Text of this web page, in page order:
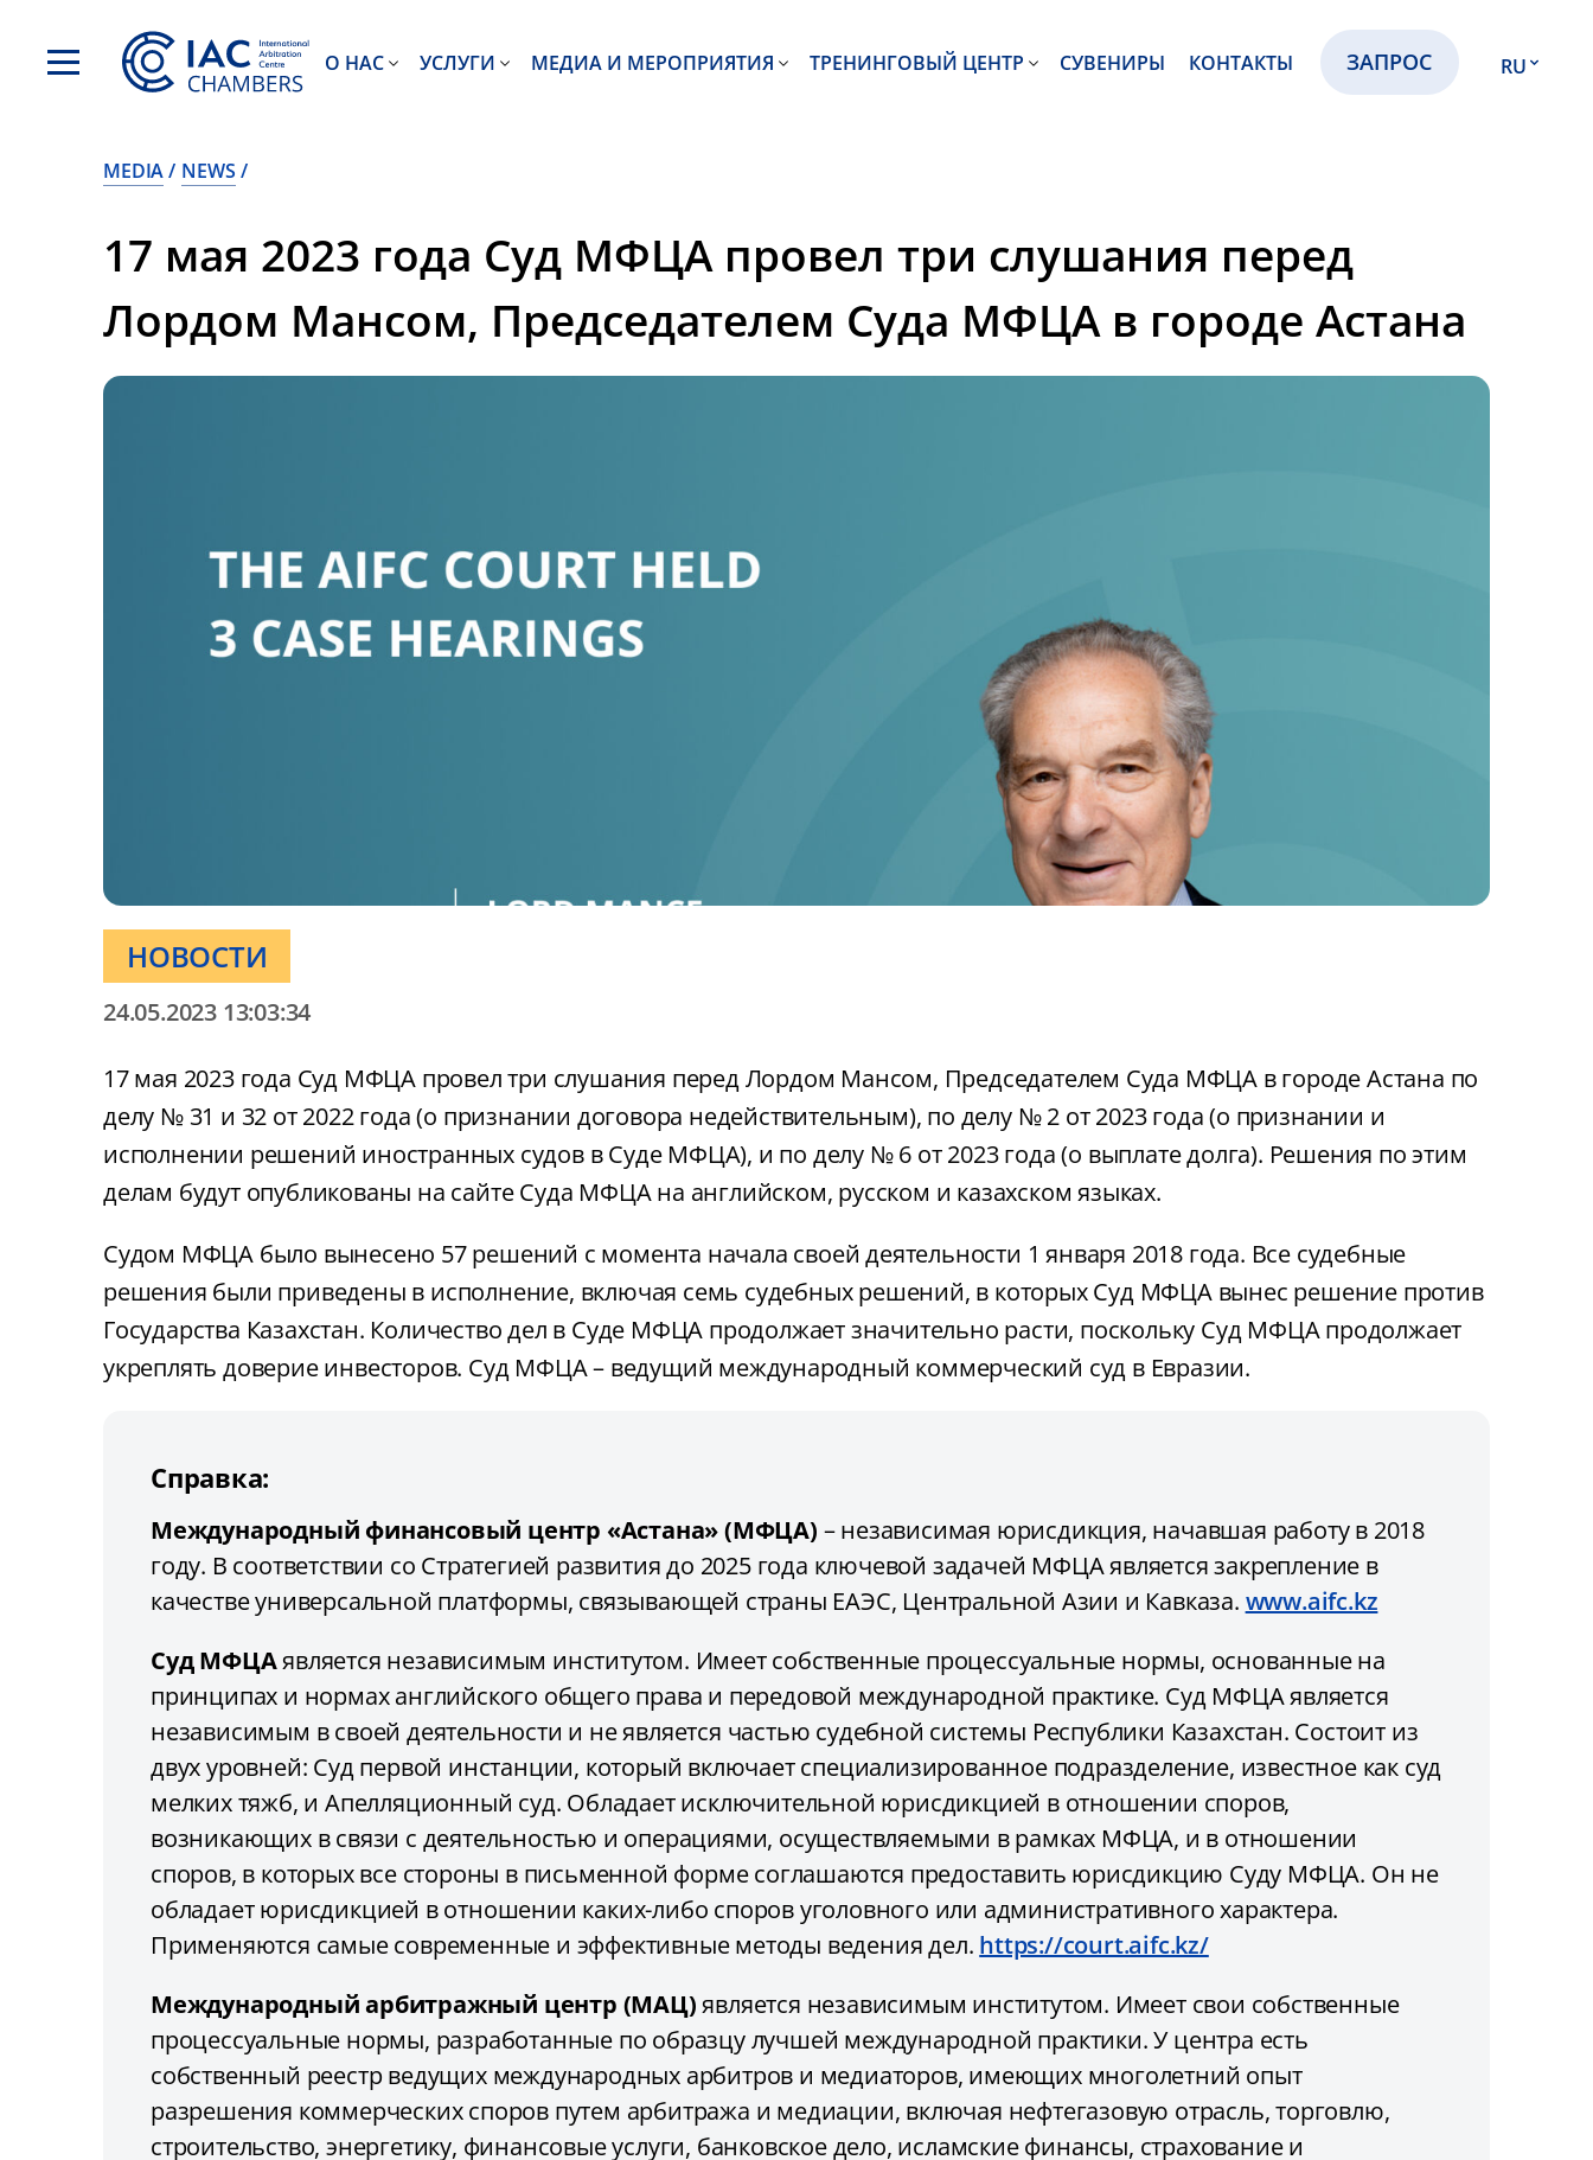
О НАС УСЛУГИ МЕДИА И МЕРОПРИЯТИЯ ТРЕНИНГОВЫЙ ЦЕНТР СУВЕНИРЫ КОНТАКТЫ ЗАПРОС RU
MEDIA NEWS
17 мая 2023 года Суд МФЦА провел три слушания перед
Лордом Мансом, Председателем Суда МФЦА в городе Астана
НОВОСТИ
24.05.2023 13:03:34
17 мая 2023 года Суд МФЦА провел три слушания перед Лордом Мансом, Председателем Суда МФЦА в городе Астана по
делу № 31 и 32 от 2022 года (о признании договора недействительным), по делу № 2 от 2023 года (о признании и
исполнении решений иностранных судов в Суде МФЦА), и по делу № 6 от 2023 года (о выплате долга). Решения по этим
делам будут опубликованы на сайте Суда МФЦА на английском, русском и казахском языках.
Судом МФЦА было вынесено 57 решений с момента начала своей деятельности 1 января 2018 года. Все судебные
решения были приведены в исполнение, включая семь судебных решений, в которых Суд МФЦА вынес решение против
Государства Казахстан. Количество дел в Суде МФЦА продолжает значительно расти, поскольку Суд МФЦА продолжает
укреплять доверие инвесторов. Суд МФЦА – ведущий международный коммерческий суд в Евразии.
Справка:
Международный финансовый центр «Астана» (МФЦА) – независимая юрисдикция, начавшая работу в 2018
году. В соответствии со Стратегией развития до 2025 года ключевой задачей МФЦА является закрепление в
качестве универсальной платформы, связывающей страны ЕАЭС, Центральной Азии и Кавказа. www.aifc.kz
Суд МФЦАявляется независимым институтом. Имеет собственные процессуальные нормы, основанные на
принципах и нормах английского общего права и передовой международной практике. Суд МФЦА является
независимым в своей деятельности и не является частью судебной системы Республики Казахстан. Состоит из
двух уровней: Суд первой инстанции, который включает специализированное подразделение, известное как суд
мелких тяжб, и Апелляционный суд. Обладает исключительной юрисдикцией в отношении споров,
возникающих в связи с деятельностью и операциями, осуществляемыми в рамках МФЦА, и в отношении
споров, в которых все стороны в письменной форме соглашаются предоставить юрисдикцию Суду МФЦА. Он не
обладает юрисдикцией в отношении каких-либо споров уголовного или административного характера.
Применяются самые современные и эффективные методы ведения дел. https://court.aifc.kz/
Международный арбитражный центр (МАЦ)является независимым институтом. Имеет свои собственные
процессуальные нормы, разработанные по образцу лучшей международной практики. У центра есть
собственный реестр ведущих международных арбитров и медиаторов, имеющих многолетний опыт
разрешения коммерческих споров путем арбитража и медиации, включая нефтегазовую отрасль, торговлю,
строительство, энергетику, финансовые услуги, банковское дело, исламские финансы, страхование и